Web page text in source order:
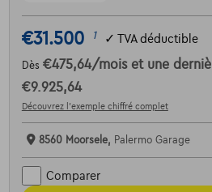
€31.500 1 ✓ TVA déductible
Dès €475,64/mois et une
€9.925,64
Découvrez l’exemple chiffré complet
8560 Moorsele, Palermo Garage
Comparer